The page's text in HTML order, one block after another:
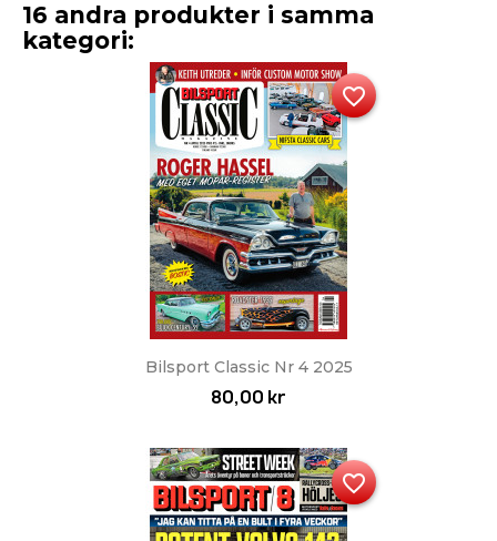
16 andra produkter i samma
kategori:
Bilsport Classic Nr 4 2025
80,00 kr
favorite_border
favorite_border